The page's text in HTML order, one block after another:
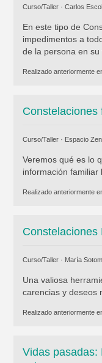
Curso/Taller · Carlos
En este tipo de
impedimentos a
de la persona en su
Realizado anteriormente
Constelaciones
Curso/Taller · Espacio
Veremos qué es lo
información familiar
Realizado anteriormente
Constelaciones
Curso/Taller · María
Una valiosa
carencias y deseos
Realizado anteriormente
Vidas pasadas: